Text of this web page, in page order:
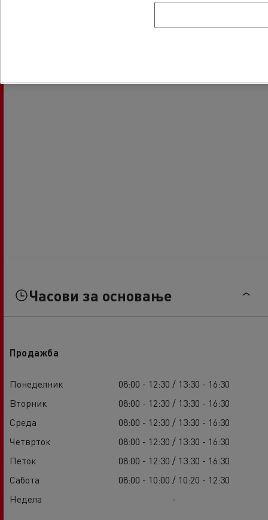
Часови за основање
Продажба
Понеделник
08:00 - 12:30 / 13:30 - 16:30
Вторник
08:00 - 12:30 / 13:30 - 16:30
Среда
08:00 - 12:30 / 13:30 - 16:30
Четврток
08:00 - 12:30 / 13:30 - 16:30
Петок
08:00 - 12:30 / 13:30 - 16:30
Сабота
08:00 - 10:00 / 10:20 - 12:30
Недела
-